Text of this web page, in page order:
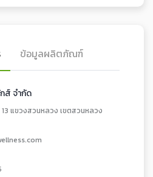
ข้อมูลผลิตภัณฑ์
ส์ จำกัด
แขวงสวนหลวง เขตสวนหลวง